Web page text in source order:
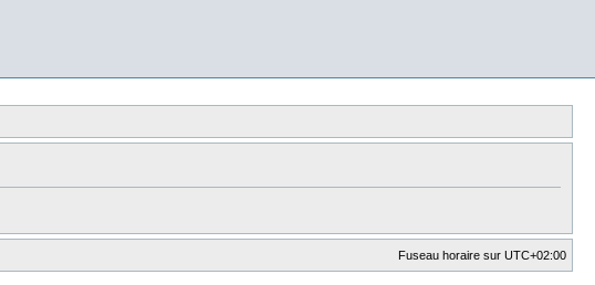
Fuseau horaire sur UTC+02:00